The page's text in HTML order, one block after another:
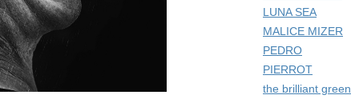
LUNA SEA
MALICE MIZER
PEDRO
PIERROT
the brilliant green